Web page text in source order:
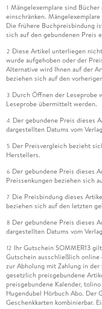
1 Mängelexemplare sind
einschränken.
Die frühere Buchpreisbindung
sich auf den gebundenen Preis
2 Diese Artikel unterliegen
wurde aufgehoben oder der
Alternative wird Ihnen auf der
beziehen sich auf den
3 Durch Öffnen der Leseprobe
Leseprobe übermittelt werden.
4 Der gebundene Preis dieses
dargestellten Datums vom
5 Der Preisvergleich bezieht
Herstellers.
6 Der gebundene Preis dieses
Preissenkungen beziehen sich
7 Die Preisbindung dieses
beziehen sich auf den letzten
8 Der gebundene Preis dieses
dargestellten Datums vom
12 Ihr Gutschein SOMMER13
Gutschein ausschließlich
zur Abholung mit Zahlung in
gesetzlich preisgebundene
preisgebundene Kalender,
Hugendubel Hörbuch Abo. Der
Geschenkkarten kombinierbar.